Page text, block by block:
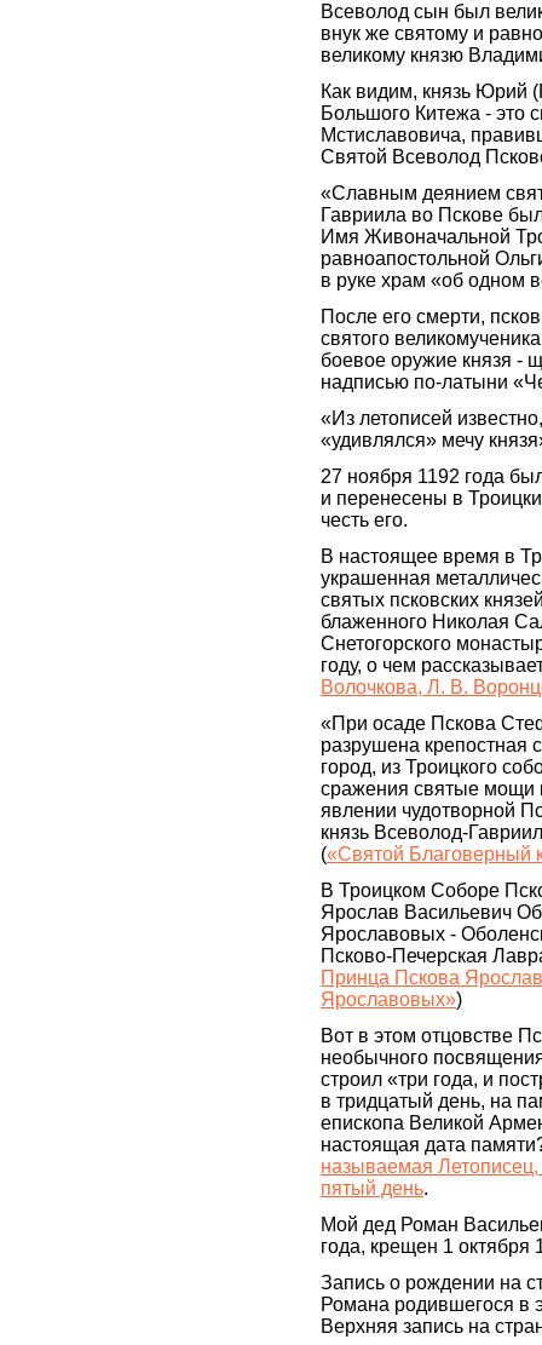
Всеволод сын был
внук же святому и
великому князю
Как видим, князь Юрий
Большого Китежа - это
Мстиславовича,
Святой Всеволод
«Славным деянием
Гавриила во Пскове
Имя Живоначальной
равноапостольной
в руке храм «об одном
После его смерти,
святого
боевое оружие князя -
надписью по-латыни
«Из летописей
«удивлялся» мечу
27 ноября 1192 года
и перенесены в
честь его.
В настоящее время в
украшенная
святых псковских
блаженного Николая
Снетогорского
году, о чем
Волочкова, Л. В.
«При осаде Пскова
разрушена крепостная
город, из Троицкого
сражения святые мощи
явлении чудотворной
князь Всеволод-
(«Святой Благоверный
В Троицком Соборе
Ярослав Васильевич
Ярославовых -
Псково-Печерская
Принца Пскова
Ярославовых»)
Вот в этом отцовстве
необычного
строил «три года, и
в тридцатый день, на
епископа Великой
настоящая дата
называемая
пятый день.
Мой дед Роман
года, крещен 1 октября
Запись о рождении на
Романа родившегося в
Верхняя запись на